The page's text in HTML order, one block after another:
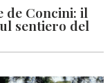
de Concini: il
sentiero del